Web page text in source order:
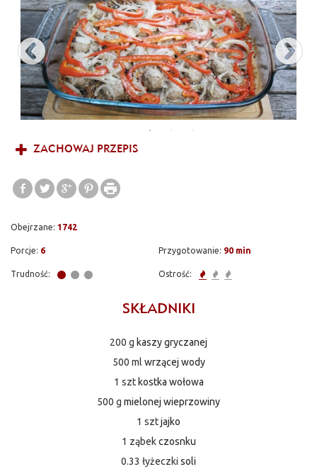
ZACHOWAJ PRZEPIS
Obejrzane: 1742
Porcje: 6 Przygotowanie: 90 min
Trudność: Ostrość:
SKŁADNIKI
200 g kaszy gryczanej
500 ml wrzącej wody
1 szt kostka wołowa
500 g mielonej wieprzowiny
1 sztjajko
1 ząbek czosnku
0.33 łyżeczki soli